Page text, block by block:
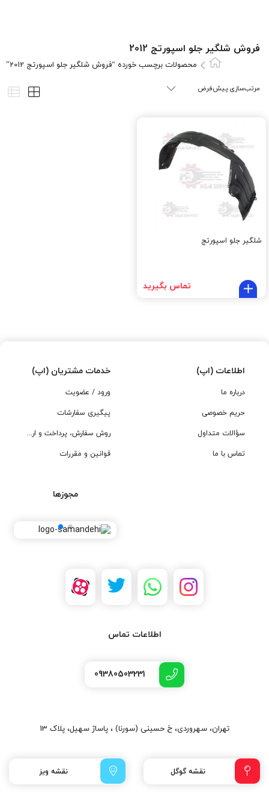
فروش شلگیر جلو اسپورتج 2012
محصولات برچسب خورده “فروش شلگیر جلو اسپورتج 2012”
شلگیر جلو اسپورتج
تماس بگیرید
اطلاعات (اپ)
درباره ما
حریم خصوصی
سؤالات متداول
تماس با ما
خدمات مشتریان (اپ)
ورود / عضویت
پیگیری سفارشات
روش سفارش، پرداخت و ارسال
قوانین و مقررات
مجوزها
اطلاعات تماس
09380503231
تهران، سهروردی، خ حسینی (سورنا) ، پاساژ سهیل، پلاک 13
نقشه گوگل نقشه ویز